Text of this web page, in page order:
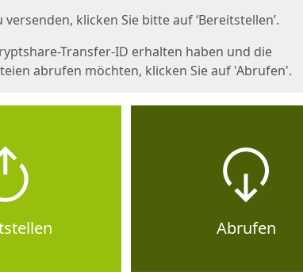
klicken Sie bitte auf ‘Bereitstellen’.
Transfer-ID erhalten haben und die
abrufen möchten, klicken Sie auf 'Abrufen'.
Abrufen